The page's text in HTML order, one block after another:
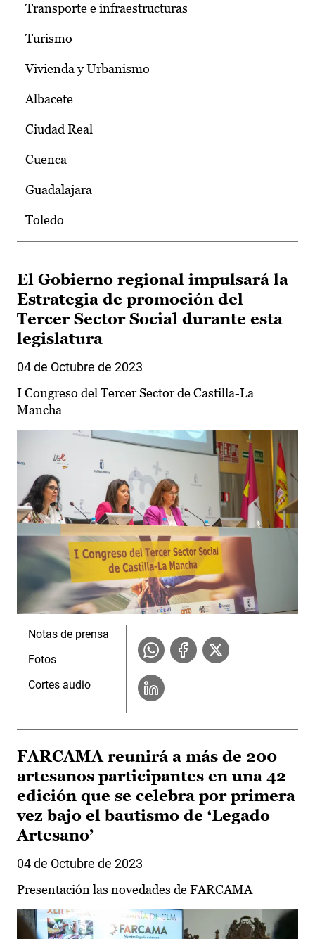
Transporte e infraestructuras
Turismo
Vivienda y Urbanismo
Albacete
Ciudad Real
Cuenca
Guadalajara
Toledo
El Gobierno regional impulsará la
Estrategia de promoción del
Tercer Sector Social durante esta
legislatura
04 de Octubre de 2023
I Congreso del Tercer Sector de Castilla-La
Mancha
Notas de prensa
Fotos
Cortes audio
FARCAMA reunirá a más de 200
artesanos participantes en una 42
edición que se celebra por primera
vez bajo el bautismo de ‘Legado
Artesano’
04 de Octubre de 2023
Presentación las novedades de FARCAMA